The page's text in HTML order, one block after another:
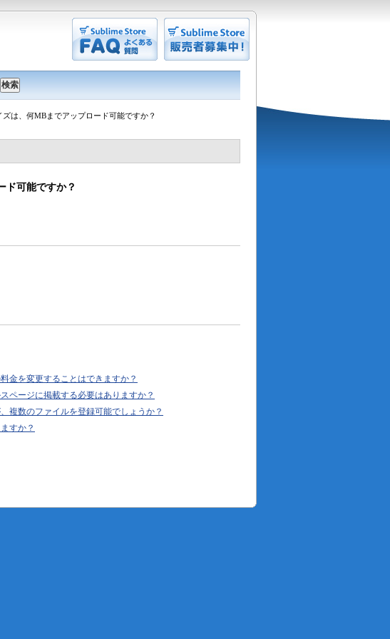
は、何MBまでアップロード可能ですか？
ド可能ですか？
金を変更することはできますか？
ページに掲載する必要はありますか？
複数のファイルを登録可能でしょうか？
すか？